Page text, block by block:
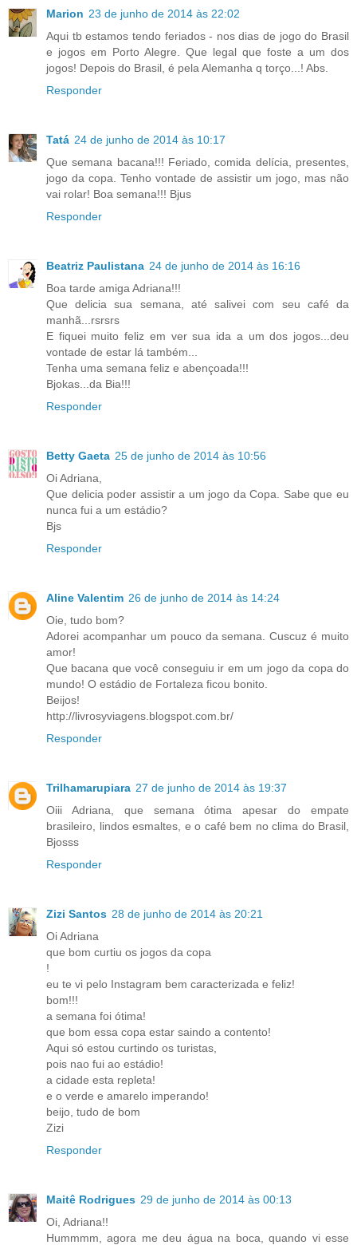
Marion 23 de junho de 2014 às 22:02
Aqui tb estamos tendo feriados - nos dias de jogo do Brasil
e jogos em Porto Alegre. Que legal que foste a um dos
jogos! Depois do Brasil, é pela Alemanha q torço...! Abs.
Responder
Tatá 24 de junho de 2014 às 10:17
Que semana bacana!!! Feriado, comida delícia, presentes,
jogo da copa. Tenho vontade de assistir um jogo, mas não
vai rolar! Boa semana!!! Bjus
Responder
Beatriz Paulistana 24 de junho de 2014 às 16:16
Boa tarde amiga Adriana!!!
Que delicia sua semana, até salivei com seu café da
manhã...rsrsrs
E fiquei muito feliz em ver sua ida a um dos jogos...deu
vontade de estar lá também...
Tenha uma semana feliz e abençoada!!!
Bjokas...da Bia!!!
Responder
Betty Gaeta 25 de junho de 2014 às 10:56
Oi Adriana,
Que delicia poder assistir a um jogo da Copa. Sabe que eu
nunca fui a um estádio?
Bjs
Responder
Aline Valentim 26 de junho de 2014 às 14:24
Oie, tudo bom?
Adorei acompanhar um pouco da semana. Cuscuz é muito
amor!
Que bacana que você conseguiu ir em um jogo da copa do
mundo! O estádio de Fortaleza ficou bonito.
Beijos!
http://livrosyviagens.blogspot.com.br/
Responder
Trilhamarupiara 27 de junho de 2014 às 19:37
Oiii Adriana, que semana ótima apesar do empate
brasileiro, lindos esmaltes, e o café bem no clima do Brasil,
Bjosss
Responder
Zizi Santos 28 de junho de 2014 às 20:21
Oi Adriana
que bom curtiu os jogos da copa
!
eu te vi pelo Instagram bem caracterizada e feliz!
bom!!!
a semana foi ótima!
que bom essa copa estar saindo a contento!
Aqui só estou curtindo os turistas,
pois nao fui ao estádio!
a cidade esta repleta!
e o verde e amarelo imperando!
beijo, tudo de bom
Zizi
Responder
Maitê Rodrigues 29 de junho de 2014 às 00:13
Oi, Adriana!!
Hummmm, agora me deu água na boca, quando vi esse